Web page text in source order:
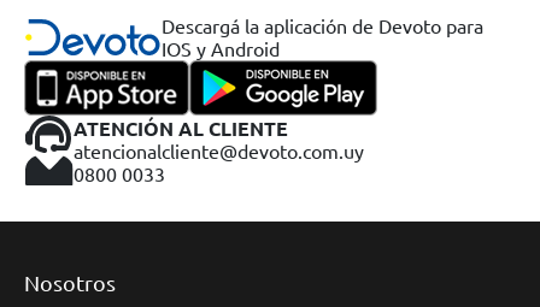
Descargá la aplicación de Devoto para
IOS y Android
ATENCIÓN AL CLIENTE
atencionalcliente@devoto.com.uy
0800 0033
Nosotros